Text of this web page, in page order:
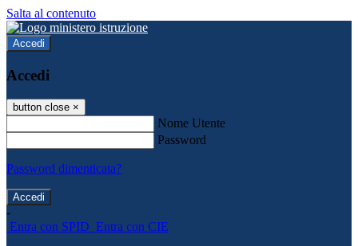
Salta al contenuto
Accedi
Accedi
button close ×
Nome Utente
Password
Password dimenticata?
-
Entra con SPID Entra con CIE